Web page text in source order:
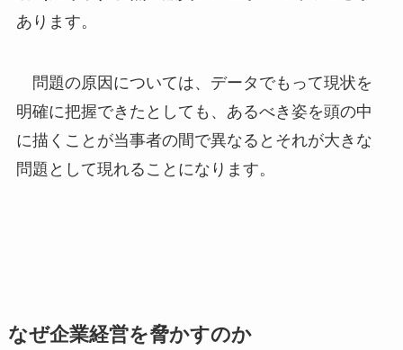
あります。
問題の原因については、データでもって現状を
明確に把握できたとしても、あるべき姿を頭の中
に描くことが当事者の間で異なるとそれが大きな
問題として現れることになります。
なぜ企業経営を脅かすのか